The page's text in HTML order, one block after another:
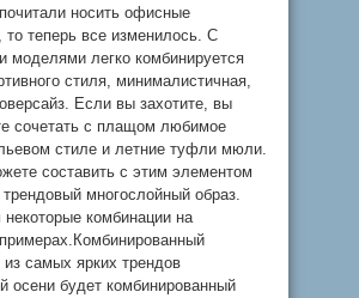
носить офисные
то теперь все изменилось. С
моделями легко комбинируется
стиля, минималистичная,
Если вы захотите, вы
сочетать с плащом любимое
стиле и летние туфли мюли.
составить с этим элементом
многослойный образ.
комбинации на
самых ярких трендов
осени будет комбинированный